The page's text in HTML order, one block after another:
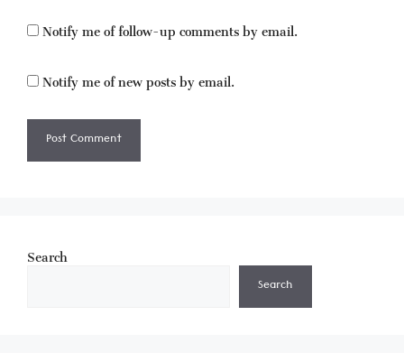
Notify me of follow-up comments by email.
Notify me of new posts by email.
Search
Search